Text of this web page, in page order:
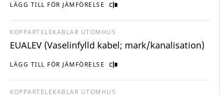
LÄGG TILL FÖR JÄMFÖRELSE
LÄGG TILL FÖR JÄMFÖRELSE
KOPPARTELEKABLAR UTOMHUS
EUALEV (Vaselinfylld kabel; mark/kanalisation)
KOPPARTELEKABLAR UTOMHUS